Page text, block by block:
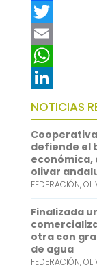
F
a
c
e
b
o
o
k
T
w
t
t
e
r
E
m
a
i
l
W
h
a
t
s
A
p
p
L
i
n
k
e
d
I
n
NOTICIAS
defiende el
económica,
olivar
FEDERACIÓN,
Finalizada
otra con
de agua
FEDERACIÓN,